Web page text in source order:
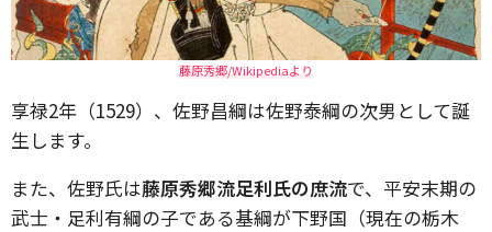
藤原秀郷/Wikipediaより
享禄2年（1529）、佐野昌綱は佐野泰綱の次男として誕
生します。
また、佐野氏は藤原秀郷流足利氏の庶流で、平安末期の
武士・足利有綱の子である基綱が下野国（現在の栃木